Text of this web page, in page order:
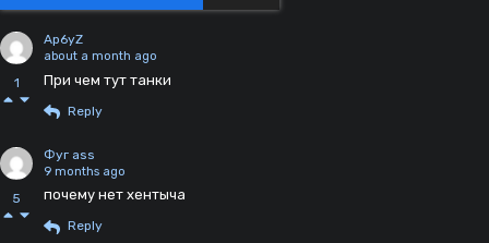
1
Ap6yZ
about a month ago
При чем тут танки
Reply
5
Фуг аss
9 months ago
почему нет хентыча
Reply